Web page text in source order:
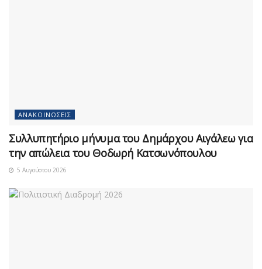
ΑΝΑΚΟΙΝΏΣΕΙΣ
Συλλυπητήριο μήνυμα του Δημάρχου Αιγάλεω για
την απώλεια του Θοδωρή Κατσωνόπουλου
5 Αυγούστου 2026